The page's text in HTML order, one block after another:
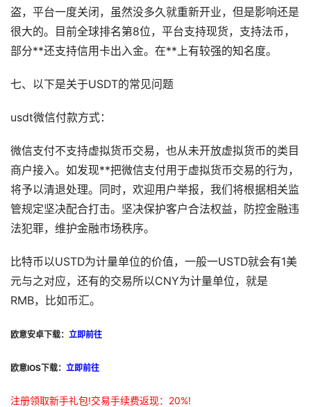
盗，平台一度关闭，虽然没多久就重新开业，但是影响还是
很大的。目前全球排名第8位，平台支持现货，支持法币，
部分**还支持信用卡出入金。在**上有较强的知名度。
七、以下是关于USDT的常见问题
usdt微信付款方式：
微信支付不支持虚拟货币交易，也从未开放虚拟货币的类目
商户接入。如发现**把微信支付用于虚拟货币交易的行为，
将予以清退处理。同时，欢迎用户举报，我们将根据相关监
管规定坚决配合打击。坚决保护客户合法权益，防控金融违
法犯罪，维护金融市场秩序。
比特币以USTD为计量单位的价值，一般一USTD就会有1美
元与之对应，还有的交易所以CNY为计量单位，就是
RMB，比如币汇。
欧意安卓下载： 立即前往
欧意IOS下载： 立即前往
注册领取新手礼包!交易手续费返现：20%!